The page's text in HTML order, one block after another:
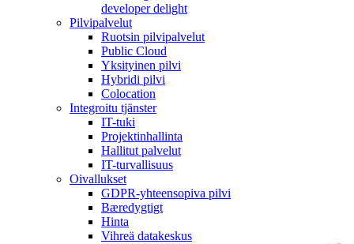
developer delight
Pilvipalvelut
Ruotsin pilvipalvelut
Public Cloud
Yksityinen pilvi
Hybridi pilvi
Colocation
Integroitu tjänster
IT-tuki
Projektinhallinta
Hallitut palvelut
IT-turvallisuus
Oivallukset
GDPR-yhteensopiva pilvi
Bæredygtigt
Hinta
Vihreä datakeskus